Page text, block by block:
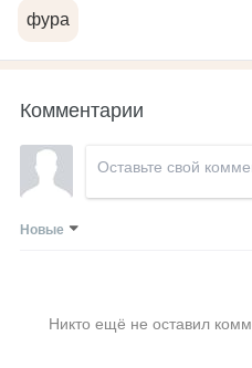
фура
Комментарии
Новые
Никто ещё не оставил